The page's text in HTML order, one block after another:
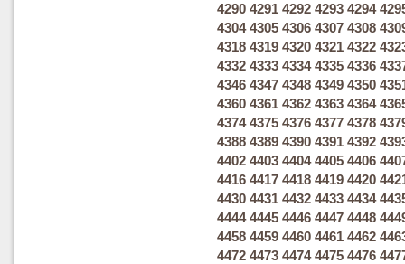
4290 4291 4292 4293 4294
4304 4305 4306 4307 4308
4318 4319 4320 4321 4322
4332 4333 4334 4335 4336
4346 4347 4348 4349 4350
4360 4361 4362 4363 4364
4374 4375 4376 4377 4378
4388 4389 4390 4391 4392
4402 4403 4404 4405 4406
4416 4417 4418 4419 4420
4430 4431 4432 4433 4434
4444 4445 4446 4447 4448
4458 4459 4460 4461 4462
4472 4473 4474 4475 4476